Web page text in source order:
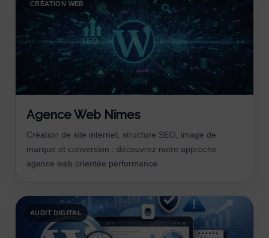
CRÉATION WEB
Agence Web Nîmes
Création de site internet, structure SEO, image de
marque et conversion : découvrez notre approche
agence web orientée performance.
AUDIT DIGITAL